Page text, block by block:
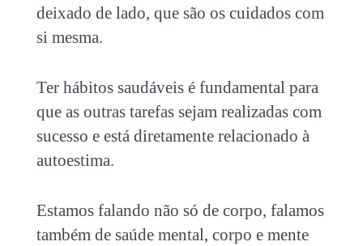
deixado de lado, que são os cuidados com
si mesma.
Ter hábitos saudáveis é fundamental para
que as outras tarefas sejam realizadas com
sucesso e está diretamente relacionado à
autoestima.
Estamos falando não só de corpo, falamos
também de saúde mental, corpo e mente